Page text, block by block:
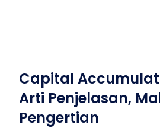
Capital
Arti Penjelasan,
Pengertian